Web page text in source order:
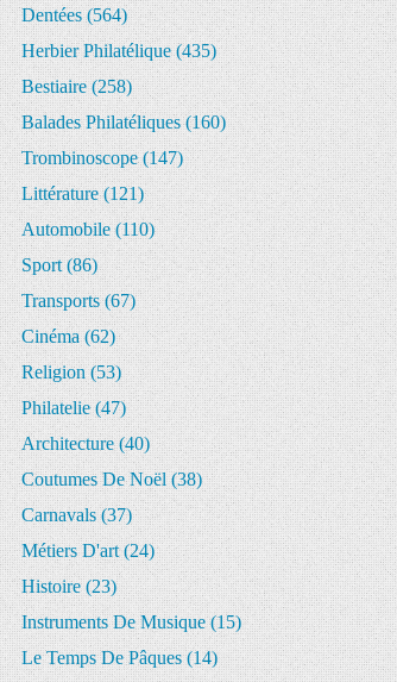
Dentées(564)
Herbier Philatélique(435)
Bestiaire(258)
Balades Philatéliques(160)
Trombinoscope(147)
Littérature(121)
Automobile(110)
Sport(86)
Transports(67)
Cinéma(62)
Religion(53)
Philatelie(47)
Architecture(40)
Coutumes De Noël(38)
Carnavals(37)
Métiers D'art(24)
Histoire(23)
Instruments De Musique(15)
Le Temps De Pâques(14)